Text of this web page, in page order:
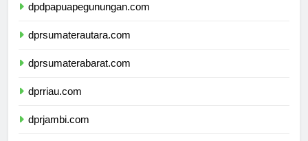
dpdpapuapegunungan.com
dprsumaterautara.com
dprsumaterabarat.com
dprriau.com
dprjambi.com